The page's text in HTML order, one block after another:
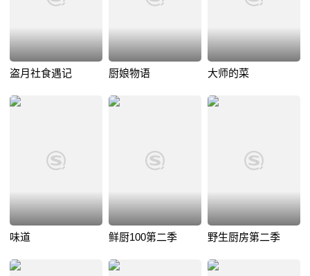
盗月社食遇记 厨娘物语 大师的菜
味道 鲜厨100第二季 野生厨房第二季